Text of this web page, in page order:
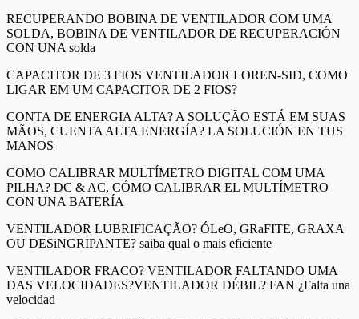
RECUPERANDO BOBINA DE VENTILADOR COM UMA
SOLDA, BOBINA DE VENTILADOR DE RECUPERACIÓN
CON UNA solda
CAPACITOR DE 3 FIOS VENTILADOR LOREN-SID, COMO
LIGAR EM UM CAPACITOR DE 2 FIOS?
CONTA DE ENERGIA ALTA? A SOLUÇÃO ESTÁ EM SUAS
MÃOS, CUENTA ALTA ENERGÍA? LA SOLUCIÓN EN TUS
MANOS
COMO CALIBRAR MULTÍMETRO DIGITAL COM UMA
PILHA? DC & AC, CÓMO CALIBRAR EL MULTÍMETRO
CON UNA BATERÍA
VENTILADOR LUBRIFICAÇÃO? ÓLeO, GRaFITE, GRAXA
OU DESiNGRIPANTE? saiba qual o mais eficiente
VENTILADOR FRACO? VENTILADOR FALTANDO UMA
DAS VELOCIDADES?VENTILADOR DÉBIL? FAN ¿Falta una
velocidad